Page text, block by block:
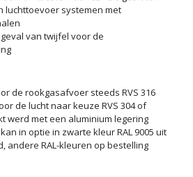
luchttoevoer systemen met
van twijfel voor de
de rookgasafvoer steeds RVS 316
de lucht naar keuze RVS 304 of
werd met een aluminium legering
in optie in zwarte kleur RAL 9005 uit
andere RAL-kleuren op bestelling